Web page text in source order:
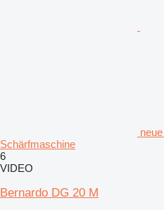
Schärfmaschine
6
VIDEO
Bernardo DG 20 M